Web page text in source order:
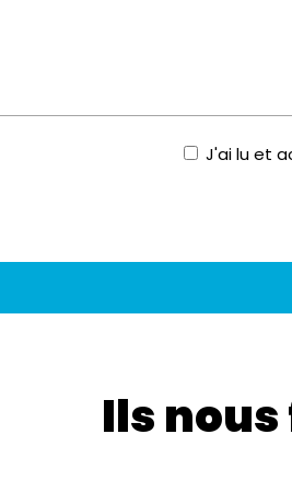
J'ai lu et
Ils